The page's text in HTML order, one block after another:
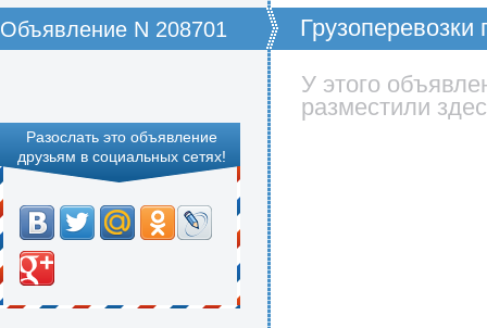
Объявление N 208701
области
Разослать это объявление
друзьям в социальных сетях!
У этого
разместили